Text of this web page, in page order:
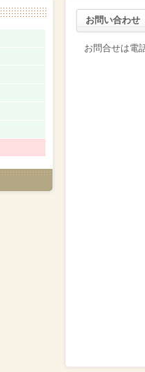
お問い合わせ
お問合せは電